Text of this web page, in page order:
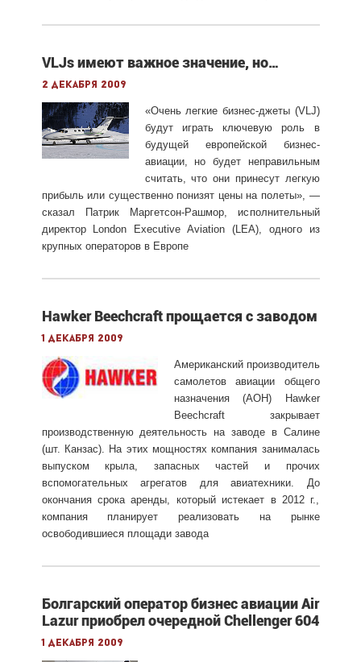
VLJs имеют важное значение, но…
2 декабря 2009
«Очень легкие бизнес-джеты (VLJ)
будут играть ключевую роль в
будущей европейской бизнес-
авиации, но будет неправильным
считать, что они принесут легкую
прибыль или существенно понизят цены на полеты», —
сказал Патрик Маргетсон-Рашмор, исполнительный
директор London Executive Aviation (LEA), одного из
крупных операторов в Европе
Hawker Beechcraft прощается с заводом
1 декабря 2009
Американский производитель
самолетов авиации общего
назначения (АОН) Hawker
Beechcraft закрывает
производственную деятельность на заводе в Салине
(шт. Канзас). На этих мощностях компания занималась
выпуском крыла, запасных частей и прочих
вспомогательных агрегатов для авиатехники. До
окончания срока аренды, который истекает в 2012 г.,
компания планирует реализовать на рынке
освободившиеся площади завода
Болгарский оператор бизнес авиации Air
Lazur приобрел очередной Chellenger 604
1 декабря 2009